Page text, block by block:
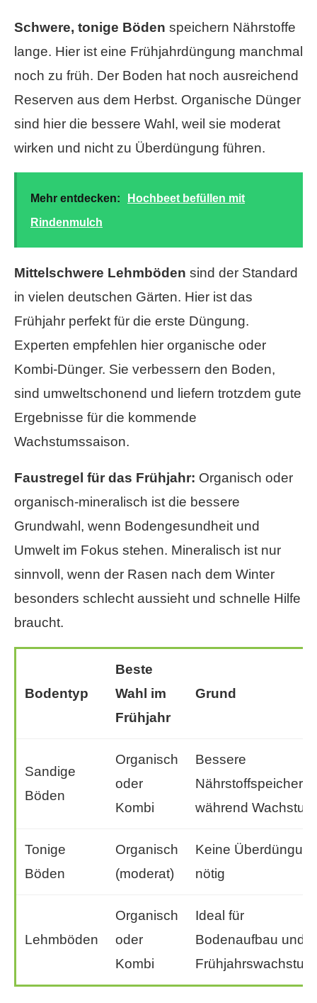
Schwere, tonige Böden speichern Nährstoffe
lange. Hier ist eine Frühjahrdüngung manchmal
noch zu früh. Der Boden hat noch ausreichend
Reserven aus dem Herbst. Organische Dünger
sind hier die bessere Wahl, weil sie moderat
wirken und nicht zu Überdüngung führen.
Mehr entdecken:
Hochbeet befüllen mit
Rindenmulch
Mittelschwere Lehmböden sind der Standard
in vielen deutschen Gärten. Hier ist das
Frühjahr perfekt für die erste Düngung.
Experten empfehlen hier organische oder
Kombi-Dünger. Sie verbessern den Boden,
sind umweltschonend und liefern trotzdem gute
Ergebnisse für die kommende
Wachstumssaison.
Faustregel für das Frühjahr: Organisch oder
organisch-mineralisch ist die bessere
Grundwahl, wenn Bodengesundheit und
Umwelt im Fokus stehen. Mineralisch ist nur
sinnvoll, wenn der Rasen nach dem Winter
besonders schlecht aussieht und schnelle Hilfe
braucht.
Bodentyp
Beste
Wahl im
Frühjahr
Grund
Sandige
Böden
Organisch
oder
Kombi
Bessere
während Wachstum
Tonige
Böden
Organisch
(moderat)
Keine
nötig
Lehmböden
Organisch
oder
Kombi
Ideal für
Bodenaufbau und
Frühjahrswachstum